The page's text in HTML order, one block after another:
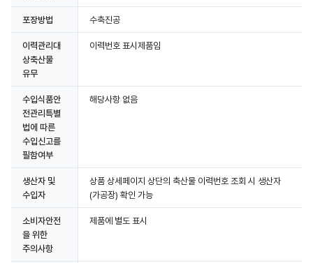
포장방법 수축진공
이력관리대
상축산물
유무
이력번호 표시제품임
수입식품안
전관리특별
법에 따른
수입신고를
필함여부
해당사항 없음
생산자 및
수입자
상품 상세페이지 상단의 축산물 이력번호 조회 시 생산자
(가공장) 확인 가능
소비자안전
을 위한
주의사항
제품에 별도 표시